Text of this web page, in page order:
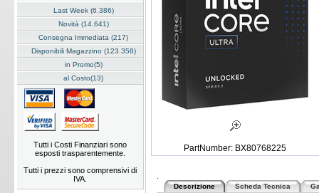
Last Week (6.386)
Novità (14.641)
Consegna Immediata (217)
Disponibili Magazzino (123.358)
in Promo(5)
al Costo(13)
Tutti i Costi Finanziari sono
esposti trasparentemente.
Tutti i prezzi sono comprensivi di
IVA.
PartNumber: BX80768225
Descrizione Scheda Tecnica